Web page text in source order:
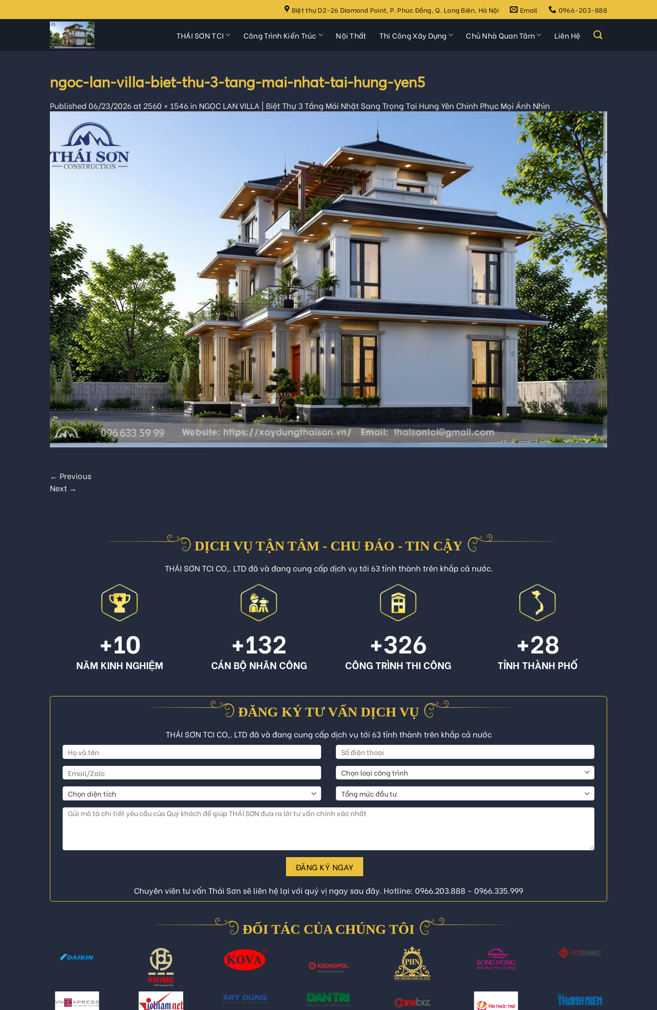
to
Biệt thự D2-26 Diamond Point, P. Phúc Đồng, Q. Long Biên, Hà Nội Email 0966-203-888
THÁI SƠN TCI Công Trình Kiến Trúc Nội Thất Thi Công Xây Dựng Chủ Nhà Quan Tâm Liên Hệ
ngoc-lan-villa-biet-thu-3-tang-mai-nhat-tai-hung-yen5
Published 06/23/2026at 2560 × 1546 in NGỌC LAN VILLA | Biệt Thự 3 Tầng Mái Nhật Sang Trọng Tại Hưng Yên Chinh Phục Mọi Ánh Nhìn
← Previous
Next →
DỊCH VỤ TẬN TÂM - CHU ĐÁO - TIN CẬY
THÁI SƠN TCI CO,. LTD đã và đang cung cấp dịch vụ tới 63 tỉnh thành trên khắp cả nước.
+10
NĂM KINH NGHIỆM
+132
CÁN BỘ NHÂN CÔNG
+326
CÔNG TRÌNH THI CÔNG
+28
TỈNH THÀNH PHỐ
ĐĂNG KÝ TƯ VẤN DỊCH VỤ
THÁI SƠN TCI CO,. LTD đã và đang cung cấp dịch vụ tới 63 tỉnh thành trên khắp cả nước
ĐĂNG KÝ NGAY
Chuyên viên tư vấn Thái Sơn sẽ liên hệ lại với quý vị ngay sau đây. Hotline: 0966.203.888 - 0966.335.999
ĐỐI TÁC CỦA CHÚNG TÔI